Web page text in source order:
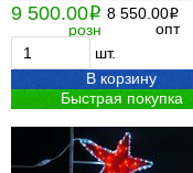
9 500.00i
розн
8 550.00i
опт
шт.
В корзину
Быстрая покупка